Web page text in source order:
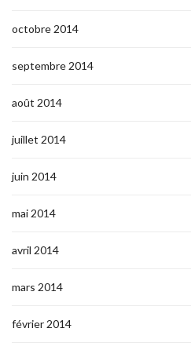
octobre 2014
septembre 2014
août 2014
juillet 2014
juin 2014
mai 2014
avril 2014
mars 2014
février 2014